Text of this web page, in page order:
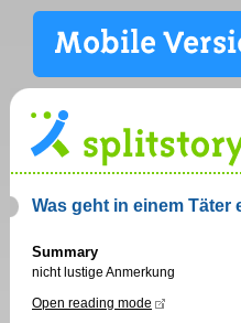
Was geht in einem Täter
Summary
nicht lustige Anmerkung
Open reading mode